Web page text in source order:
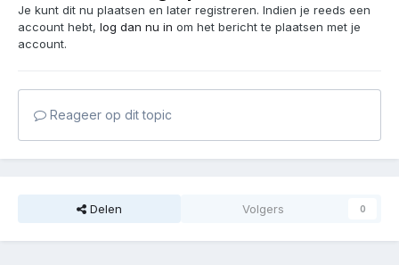
Je kunt dit nu plaatsen en later registreren. Indien je reeds een
account hebt, log dan nu in om het bericht te plaatsen met je
account.
Reageer op dit topic
Delen Volgers 0